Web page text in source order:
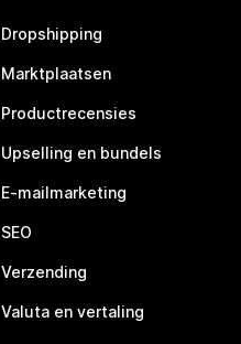
Dropshipping
Marktplaatsen
Productrecensies
Upselling en bundels
E-mailmarketing
SEO
Verzending
Valuta en vertaling